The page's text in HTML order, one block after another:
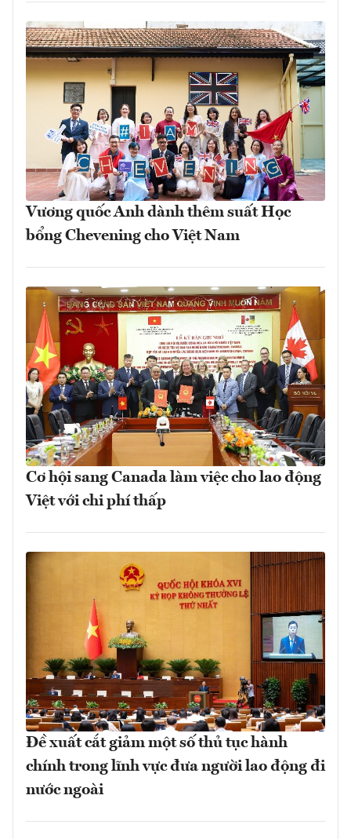
Vương quốc Anh dành thêm suất Học
bổng Chevening cho Việt Nam
Cơ hội sang Canada làm việc cho lao động
Việt với chi phí thấp
Đề xuất cắt giảm một số thủ tục hành
chính trong lĩnh vực đưa người lao động đi
nước ngoài